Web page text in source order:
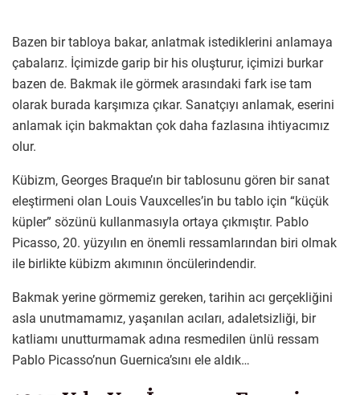
Bazen bir tabloya bakar, anlatmak istediklerini anlamaya
çabalarız. İçimizde garip bir his oluşturur, içimizi burkar
bazen de. Bakmak ile görmek arasındaki fark ise tam
olarak burada karşımıza çıkar. Sanatçıyı anlamak, eserini
anlamak için bakmaktan çok daha fazlasına ihtiyacımız
olur.
Kübizm, Georges Braque’ın bir tablosunu gören bir sanat
eleştirmeni olan Louis Vauxcelles’in bu tablo için “küçük
küpler” sözünü kullanmasıyla ortaya çıkmıştır. Pablo
Picasso, 20. yüzyılın en önemli ressamlarından biri olmak
ile birlikte kübizm akımının öncülerindendir.
Bakmak yerine görmemiz gereken, tarihin acı gerçekliğini
asla unutmamamız, yaşanılan acıları, adaletsizliği, bir
katliamı unutturmamak adına resmedilen ünlü ressam
Pablo Picasso’nun Guernica’sını ele aldık…